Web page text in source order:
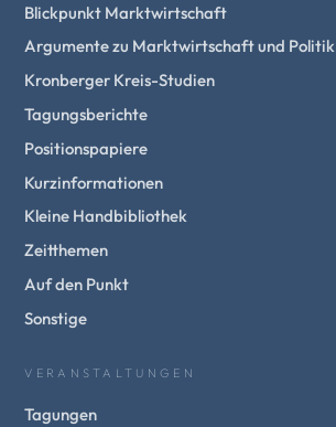
Blickpunkt Marktwirtschaft
Argumente zu Marktwirtschaft und Politik
Kronberger Kreis-Studien
Tagungsberichte
Positionspapiere
Kurzinformationen
Kleine Handbibliothek
Zeitthemen
Auf den Punkt
Sonstige
VERANSTALTUNGEN
Tagungen